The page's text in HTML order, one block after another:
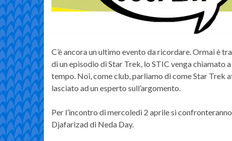
C’è ancora un ultimo evento da ricordare. Ormai è
di un episodio di Star Trek, lo STIC venga
tempo. Noi, come club, parliamo di come Star Trek
lasciato ad un esperto sull’argomento.
Per l’incontro di mercoledì 2 aprile si
Djafarizad di Neda Day.